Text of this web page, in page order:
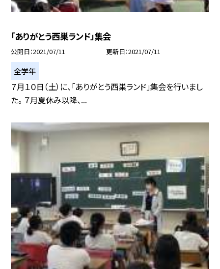
「ありがとう西巣ランド」集会
公開日 2021/07/11 更新日 2021/07/11
全学年
７月１０日（土）に、「ありがとう西巣ランド」集会を行いまし
た。 ７月夏休み以降、...